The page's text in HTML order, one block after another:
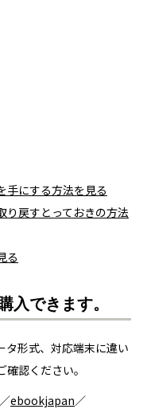
にする方法を見る
戻すとっておきの方法
る
入できます。
タ形式、対応端末に違い
認ください。
／ebookjapan／